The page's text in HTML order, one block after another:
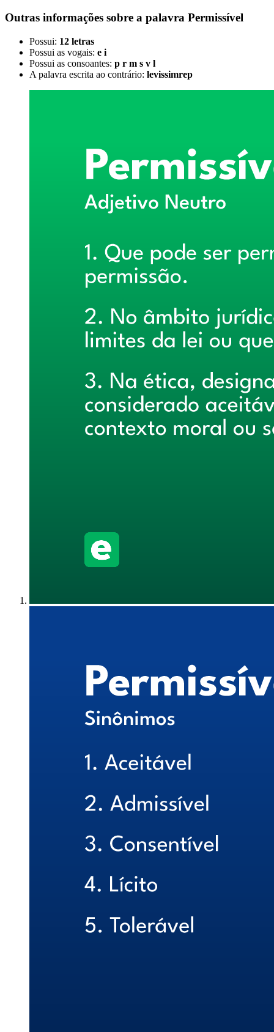
Outras informações sobre a palavra Permissível
Possui: 12 letras
Possui as vogais: e i
Possui as consoantes: p r m s v l
A palavra escrita ao contrário: levissimrep